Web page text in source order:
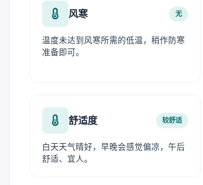
风寒 无
温度未达到风寒所需的低温，稍作防寒
准备即可。
舒适度 较舒适
白天天气晴好，早晚会感觉偏凉，午后
舒适、宜人。